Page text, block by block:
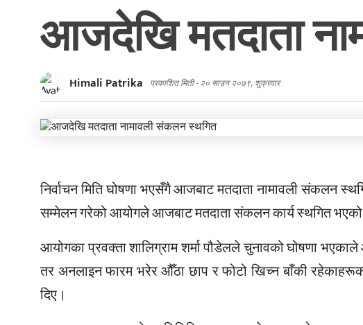
आजदेखि मतदाता
Himali Patrika प्रकाशित मिती - २० साउन २०७९, शुक्रवार
निर्वाचन मिति घोषणा भएसँगै आजबाट मतदाता नामावली संकलन
सम्मेलन गरेको आयोगले आजबाट मतदाता संकलन कार्य स्थगित भएको
आयोगका प्रवक्ता शालिग्राम शर्मा पौडेलले चुनावको घोषणा
तर अनलाइन फारम भरेर औँठा छाप र फोटो खिच्न बाँकी
दिए।